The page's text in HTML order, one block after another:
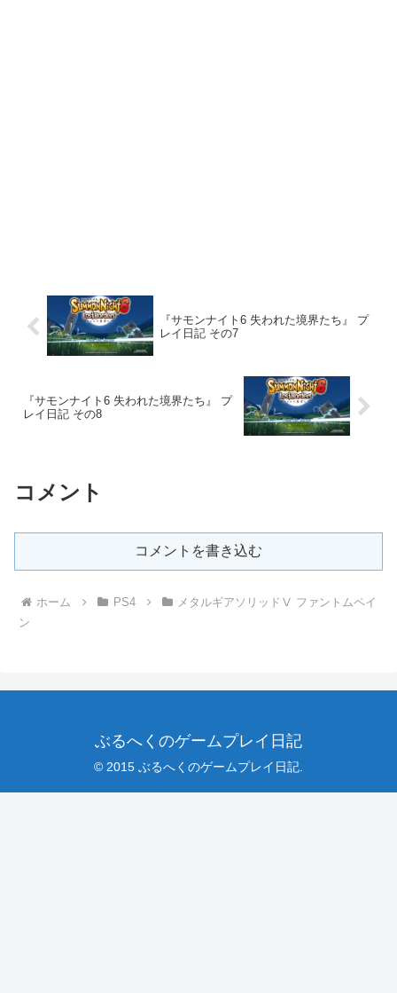
『サモンナイト6 失われた境界たち』 プ
レイ日記 その7
『サモンナイト6 失われた境界たち』 プ
レイ日記 その8
コメント
コメントを書き込む
ホーム PS4
メタルギアソリッドⅤ ファントムペイ
ン
ぶるへくのゲームプレイ日記
© 2015 ぶるへくのゲームプレイ日記.